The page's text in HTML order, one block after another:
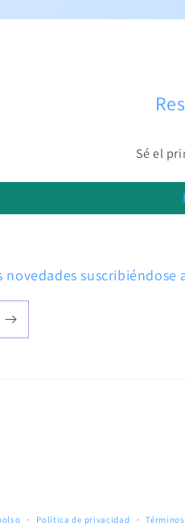
Sé el
suscribiéndose
Política de privacidad